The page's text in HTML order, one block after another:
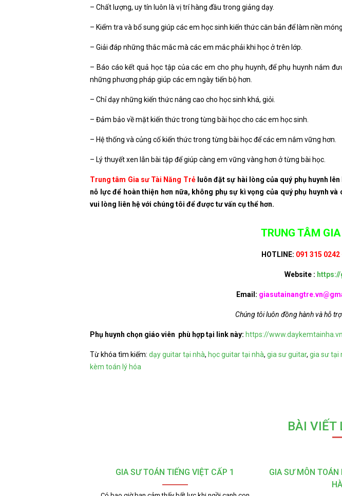
– Chất lượng, uy tín luôn là vị trí hàng đầu trong giảng dạy.
– Kiểm tra và bổ sung giúp các em học sinh kiến thức căn bản để làm nền
– Giải đáp những thắc mắc mà các em mắc phải khi học ở trên lớp.
– Báo cáo kết quả học tập của các em cho phụ huynh, để phụ huynh nắm
những phương pháp giúp các em ngày tiến bộ hơn.
– Chỉ dạy những kiến thức nâng cao cho học sinh khá, giỏi.
– Đảm bảo về mặt kiến thức trong từng bài học cho các em học sinh.
– Hệ thống và củng cố kiến thức trong từng bài học để các em nắm vững hơn.
– Lý thuyết xen lẫn bài tập để giúp càng em vững vàng hơn ở từng bài học.
Trung tâm Gia sư Tài Năng Trẻluôn đặt sự hài lòng của quý phụ huynh
nỗ lực để hoàn thiện hơn nữa, không phụ sự kì vọng của quý phụ huynh và
vui lòng liên hệ với chúng tôi để được tư vấn cụ thể hơn.
TRUNG TÂM
HOTLINE: 091 315
Website :
Email:
Chúng tôi luôn đồng hành và hỗ
Phụ huynh chọn giáo viên phù hợp tại link này: https://
Từ khóa tìm kiếm: dạy guitar tại nhà, học guitar tại nhà, gia sư guitar, gia sư tại
kèm toán lý hóa
BÀI VIẾT
GIA SƯ TOÁN TIẾNG VIỆT CẤP 1
GIA SƯ MÔN